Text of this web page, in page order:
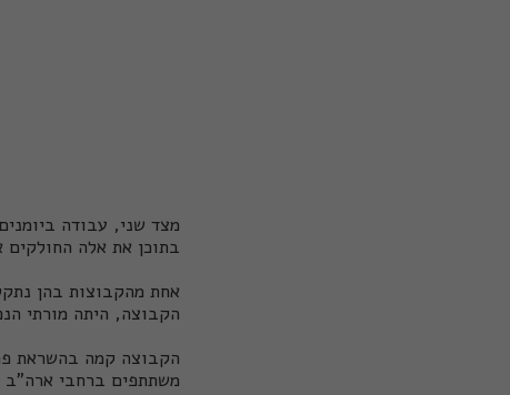
מצד שני, עבודה
בתוכן את אלה
אחת מהקבוצות בהן
הקבוצה, היתה מורתי
משתתפים ברחבי ארה"ב